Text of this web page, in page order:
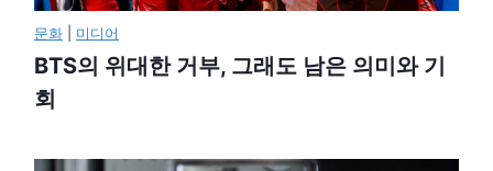
문화 미디어
BTS의 위대한 거부, 그래도 남은 의미와 기
회